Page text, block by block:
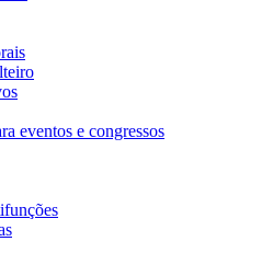
eventos e congressos